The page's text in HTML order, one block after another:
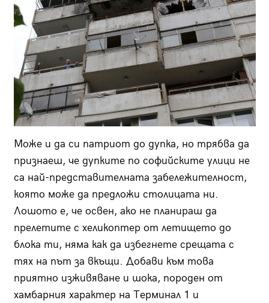
Може и да си патриот до дупка, но трябва да
признаеш, че дупките по софийските улици не
са най-представителната забележителност,
която може да предложи столицата ни.
Лошото е, че освен, ако не планираш да
прелетите с хеликоптер от летището до
блока ти, няма как да избегнете срещата с
тях на път за вкъщи. Добави към това
приятно изживяване и шока, породен от
хамбарния характер на Терминал 1 и